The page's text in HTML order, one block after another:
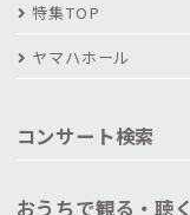
特集TOP
ヤマハホール
コンサート検索
おうちで観る・聴く